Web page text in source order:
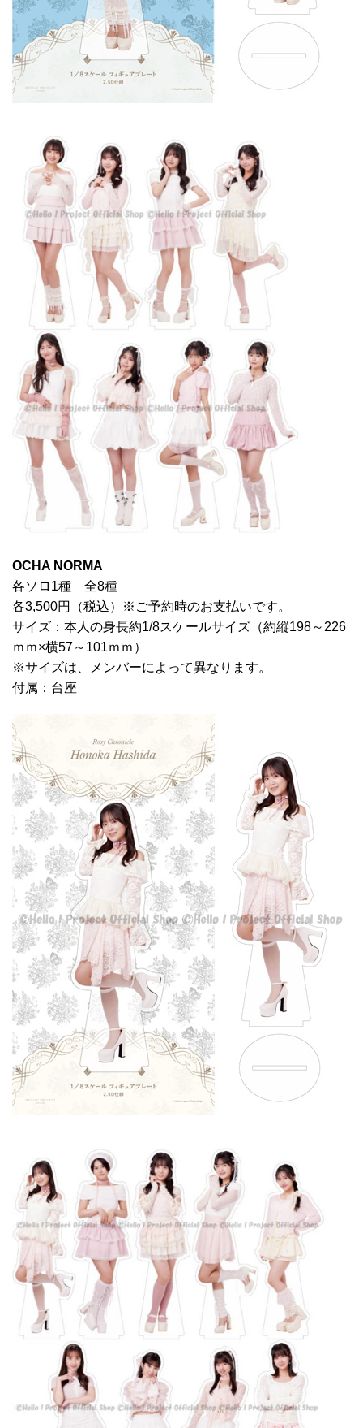
OCHA NORMA
各ソロ1種 全8種
各3,500円（税込）※ご予約時のお支払いです。
サイズ：本人の身長約1/8スケールサイズ（約縦198～226
ｍｍ×横57～101ｍｍ）
※サイズは、メンバーによって異なります。
付属：台座